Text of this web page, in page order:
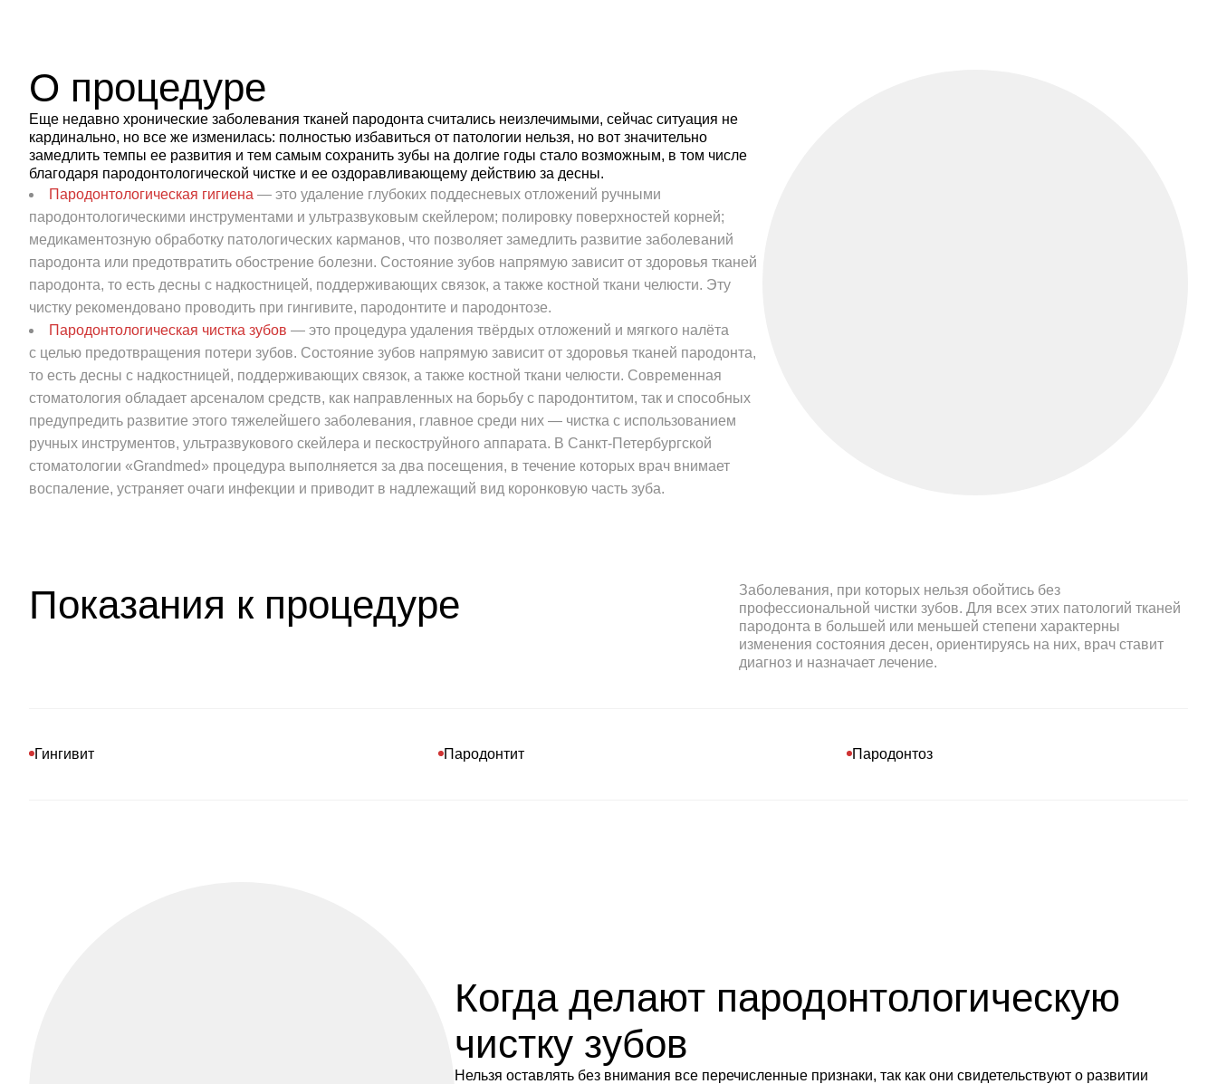
чистка
Записаться на гигиену
О процедуре
Еще недавно хронические заболевания тканей пародонта считались неизлечимыми, сейчас ситуация не
кардинально, но все же изменилась: полностью избавиться от патологии нельзя, но вот значительно
замедлить темпы ее развития и тем самым сохранить зубы на долгие годы стало возможным, в том числе
благодаря пародонтологической чистке и ее оздоравливающему действию за десны.
Пародонтологическая гигиена — это удаление глубоких поддесневых отложений ручными
пародонтологическими инструментами и ультразвуковым скейлером; полировку поверхностей корней;
медикаментозную обработку патологических карманов, что позволяет замедлить развитие заболеваний
пародонта или предотвратить обострение болезни. Состояние зубов напрямую зависит от здоровья тканей
пародонта, то есть десны с надкостницей, поддерживающих связок, а также костной ткани челюсти. Эту
чистку рекомендовано проводить при гингивите, пародонтите и пародонтозе.
Пародонтологическая чистка зубов — это процедура удаления твёрдых отложений и мягкого налёта
с целью предотвращения потери зубов. Состояние зубов напрямую зависит от здоровья тканей пародонта,
то есть десны с надкостницей, поддерживающих связок, а также костной ткани челюсти. Современная
стоматология обладает арсеналом средств, как направленных на борьбу с пародонтитом, так и способных
предупредить развитие этого тяжелейшего заболевания, главное среди них — чистка с использованием
ручных инструментов, ультразвукового скейлера и пескоструйного аппарата. В Санкт-Петербургской
стоматологии «Grandmed» процедура выполняется за два посещения, в течение которых врач внимает
воспаление, устраняет очаги инфекции и приводит в надлежащий вид коронковую часть зуба.
Показания к процедуре
Заболевания, при которых нельзя обойтись без
профессиональной чистки зубов. Для всех этих патологий тканей
пародонта в большей или меньшей степени характерны
изменения состояния десен, ориентируясь на них, врач ставит
диагноз и назначает лечение.
Гингивит Пародонтит Пародонтоз
Когда делают пародонтологическую
чистку зубов
Нельзя оставлять без внимания все перечисленные признаки, так как они свидетельствуют о развитии